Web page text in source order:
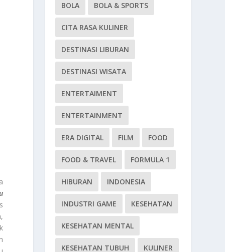
BOLA BOLA & SPORTS
CITA RASA KULINER
DESTINASI LIBURAN
DESTINASI WISATA
ENTERTAIMENT
ENTERTAINMENT
ERA DIGITAL FILM FOOD
FOOD & TRAVEL FORMULA 1
HIBURAN INDONESIA
INDUSTRI GAME KESEHATAN
KESEHATAN MENTAL
KESEHATAN TUBUH KULINER